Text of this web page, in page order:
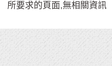
所要求的頁面,無相關資訊